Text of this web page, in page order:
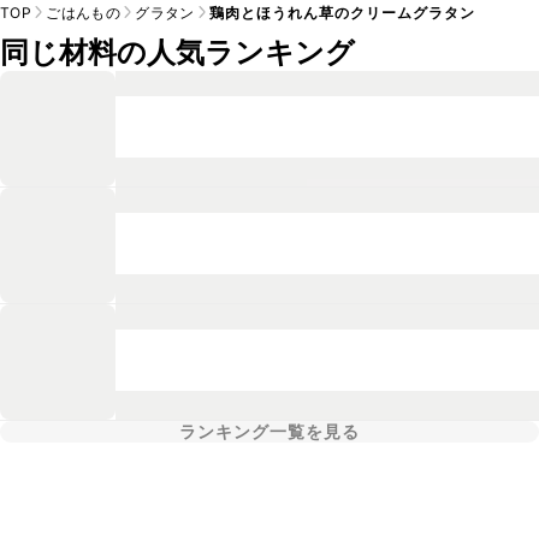
TOP ごはんもの グラタン 鶏肉とほうれん草のクリームグラタン
同じ材料の人気ランキング
ランキング一覧を見る